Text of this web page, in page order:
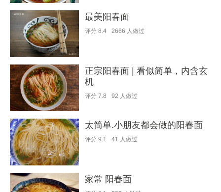
最美阳春面
评分 8.4 2666 人做过
正宗阳春面 | 看似简单，内含玄
机
评分 7.8 92 人做过
太简单.小朋友都会做的阳春面
评分 9.1 41 人做过
家常 阳春面